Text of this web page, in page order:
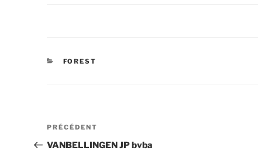
CATÉGORIES
FOREST
Navigation
de
Article
précédent
PRÉCÉDENT
VANBELLINGEN JP bvba